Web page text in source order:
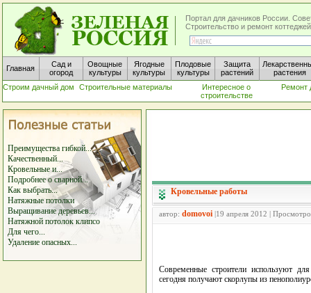
Портал для дачников России.
Строительство и ремонт
Главная
Сад и
огород
Овощные
культуры
Ягодные
культуры
Плодовые
культуры
Защита
растений
растения
Строим дачный дом
Строительные материалы
Интересное о
строительстве
Ремонт
Преимущества гибкой...
Качественный...
Кровельные и...
Подробнее о сварной...
Как выбрать...
Натяжные потолки
Выращивание деревьев...
Натяжной потолок клипсо
Для чего...
Удаление опасных...
Кровельные работы
автор: domovoi |19 апреля 2012 |
Современные строители используют
сегодня получают скорлупы из